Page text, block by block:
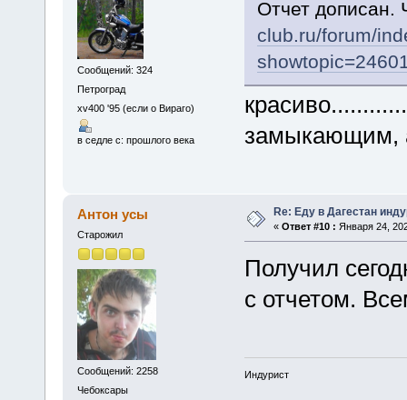
Сообщений: 324
Петроград
xv400 '95 (если о Вираго)
в седле с: прошлого века
Отчет дописан.
club.ru/forum/
замыкающим,
Антон усы
Старожил
Сообщений: 2258
Чебоксары
Re: Еду в Дагестан
« Ответ #10 : Января 24,
Получил
с отчетом.
Индурист